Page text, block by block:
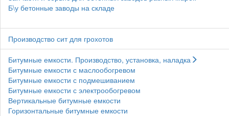
Б\у бетонные заводы на складе
Производство сит для грохотов
Битумные емкости. Производство, установка, наладка
Битумные емкости с маслообогревом
Битумные емкости с подмешиванием
Битумные емкости с электрообогревом
Вертикальные битумные емкости
Горизонтальные битумные емкости